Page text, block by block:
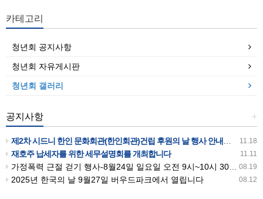
카테고리
청년회 공지사항
청년회 자유게시판
청년회 갤러리
+
공지사항
11.18
제2차 시드니 한인 문화회관(한인회관)건립 후원의 날 행사 안내입니다
11.11
재호주 납세자를 위한 세무설명회를 개최합니다
08.19
가정폭력 근절 걷기 행사-8월24일 일요일 오전 9시~10시 30분까지 버우드파크에서 있습니다
08.12
2025년 한국의 날 9월27일 버우드파크에서 열립니다